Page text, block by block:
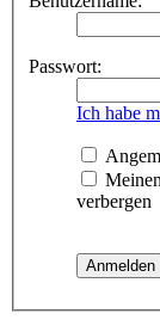
Passwort:
Ich habe
verbergen